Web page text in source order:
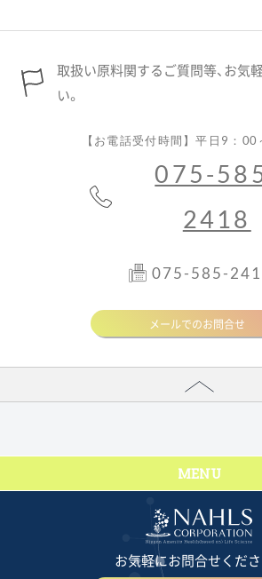
取扱い原料関するご質問等、お気
い。
【お電話受付時間】平日9：
075-
2418
075-585-
メールでのお問合せ
MENU
お気軽にお問合せくださ